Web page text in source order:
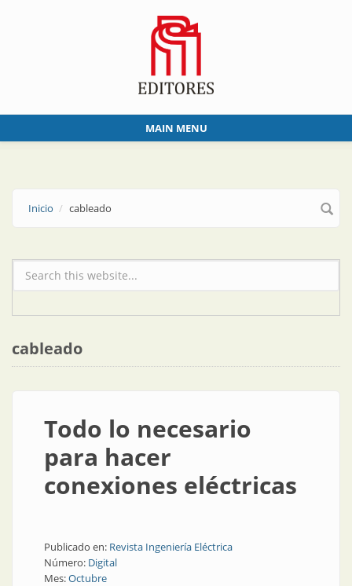
MAIN MENU
Inicio cableado
Formulario de búsqueda
cableado
Todo lo necesario
para hacer
conexiones eléctricas
Publicado en: Revista Ingeniería Eléctrica
Número: Digital
Mes:Octubre